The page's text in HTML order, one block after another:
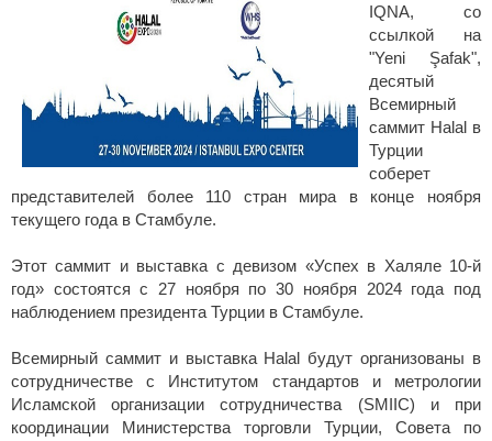
IQNA, со
ссылкой на
"Yeni Şafak",
десятый
Всемирный
саммит Halal в
Турции
соберет
представителей более 110 стран мира в конце ноября
текущего года в Стамбуле.
Этот саммит и выставка с девизом «Успех в Халяле 10-й
год» состоятся с 27 ноября по 30 ноября 2024 года под
наблюдением президента Турции в Стамбуле.
Всемирный саммит и выставка Halal будут организованы в
сотрудничестве с Институтом стандартов и метрологии
Исламской организации сотрудничества (SMIIC) и при
координации Министерства торговли Турции, Совета по